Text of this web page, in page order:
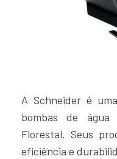
A Schneider é
bombas de
Florestal. Seus
eficiência e